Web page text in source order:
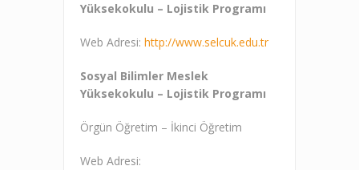
Yüksekokulu – Lojistik Programı
Web Adresi: http://www.selcuk.edu.tr
Sosyal Bilimler Meslek
Yüksekokulu – Lojistik Programı
Örgün Öğretim – İkinci Öğretim
Web Adresi: